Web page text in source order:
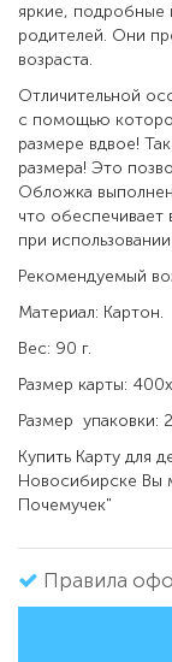
яркие, подробные
родителей. Они
возраста.
Отличительной
с помощью
размере вдвое!
размера! Это
Обложка
что
при
Рекомендуемый
Материал: Картон.
Вес: 90 г.
Размер карты:
Размер упаковки:
Купить Карту для
Новосибирске Вы
Почемучек"
Правила